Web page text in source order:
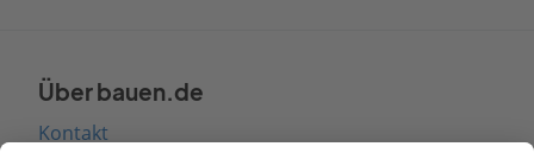
Über bauen.de
Kontakt